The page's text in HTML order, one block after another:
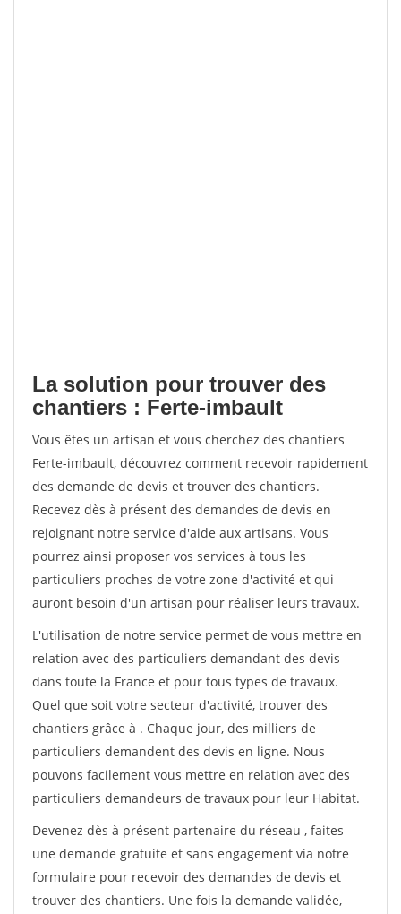
La solution pour trouver des
chantiers : Ferte-imbault
Vous êtes un artisan et vous cherchez des chantiers
Ferte-imbault, découvrez comment recevoir rapidement
des demande de devis et trouver des chantiers.
Recevez dès à présent des demandes de devis en
rejoignant notre service d'aide aux artisans. Vous
pourrez ainsi proposer vos services à tous les
particuliers proches de votre zone d'activité et qui
auront besoin d'un artisan pour réaliser leurs travaux.
L'utilisation de notre service permet de vous mettre en
relation avec des particuliers demandant des devis
dans toute la France et pour tous types de travaux.
Quel que soit votre secteur d'activité, trouver des
chantiers grâce à . Chaque jour, des milliers de
particuliers demandent des devis en ligne. Nous
pouvons facilement vous mettre en relation avec des
particuliers demandeurs de travaux pour leur Habitat.
Devenez dès à présent partenaire du réseau , faites
une demande gratuite et sans engagement via notre
formulaire pour recevoir des demandes de devis et
trouver des chantiers. Une fois la demande validée,